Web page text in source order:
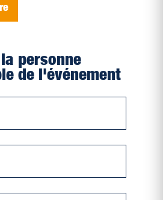
personne
de l'événement